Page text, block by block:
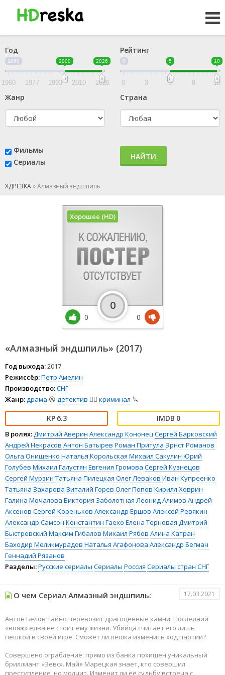
Год
1960 2000 2026
1960 1977 1993 2010 2026
Рейтинг
0 5 10
0 3 5 8 10
Жанр Страна
Фильмы
Сериалы
НАЙТИ
ХДРЕЗКА»Алмазный эндшпиль
«Алмазный эндшпиль» (2017)
Год выхода:2017
Режиссёр:Петр Амелин
Производство:СНГ
Жанр:драма 😫 детектив 🕵️‍♂️ криминал 🔪
6.3 0
В ролях:Дмитрий Аверин Александр КононецСергей Барковский
Андрей Некрасов Антон Батырев Роман Притула Эрнст Романов
Ольга Онищенко Наталья Корольская Михаил Сакулин Юрий
Голубев Михаил Галустян Евгения Громова Сергей Кузнецов
Сергей Мурзин Татьяна Пилецкая Олег Леваков Иван Купреенко
Татьяна Захарова Виталий Горев Олег Попов Кирилл Ховрин
Галина Мочалова Виктория Заболотная Леонид Алимов Андрей
Аксенов Сергей Кореньков Александр Ершов Алексей Ревякин
Александр Самсон Константин Гаехо Елена Терновая Дмитрий
Быстревский Максим Гибалов Михаил Рябов Алина Катран
Баходир Меликмурадов Наталья Агафонова Александр Бегман
Геннадий Рязанов
Разделы:Русские сериалы Сериалы Россия Сериалы стран СНГ
Хорошее (HD)
0
0
0
О чем Сериал Алмазный эндшпиль: 17.03.2021
Антон Белов тайно перевозит драгоценные камни. Последний
«вояж» едва не стоит ему жизни. Убийца считает его лишь
пешкой в своей игре. Сможет ли пешка изменить ход партии?
Совершено ограбление: прямо из банка похищен уникальный
бриллиант «Зевс». Майя Марецкая знает, кто совершил
преступление, но молчит. Изменит ли её судьбу встреча с